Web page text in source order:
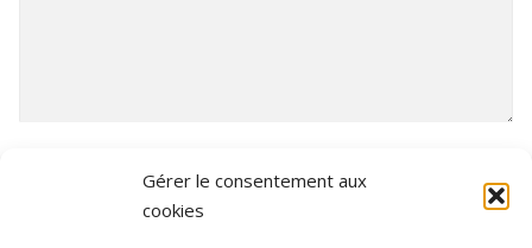
Gérer le consentement aux
cookies
J'accepte les conditions générales et particulières.
Conditions générales et particulières